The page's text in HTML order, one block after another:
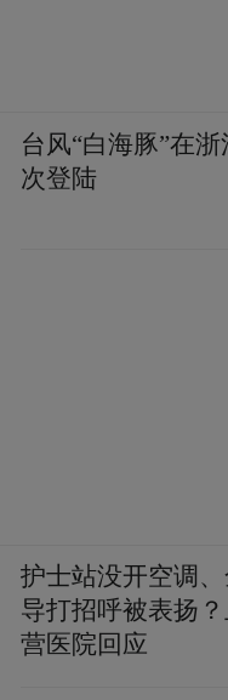
台风“白海豚”在
次登陆
护士站没开空调
导打招呼被表扬
营医院回应